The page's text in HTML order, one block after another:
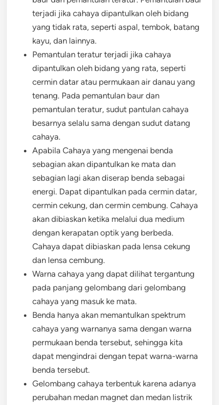
terjadi jika cahaya dipantulkan oleh bidang
yang tidak rata, seperti aspal, tembok, batang
kayu, dan lainnya.
Pemantulan teratur terjadi jika cahaya
dipantulkan oleh bidang yang rata, seperti
cermin datar atau permukaan air danau yang
tenang. Pada pemantulan baur dan
pemantulan teratur, sudut pantulan cahaya
besarnya selalu sama dengan sudut datang
cahaya.
Apabila Cahaya yang mengenai benda
sebagian akan dipantulkan ke mata dan
sebagian lagi akan diserap benda sebagai
energi. Dapat dipantulkan pada cermin datar,
cermin cekung, dan cermin cembung. Cahaya
akan dibiaskan ketika melalui dua medium
dengan kerapatan optik yang berbeda.
Cahaya dapat dibiaskan pada lensa cekung
dan lensa cembung.
Warna cahaya yang dapat dilihat tergantung
pada panjang gelombang dari gelombang
cahaya yang masuk ke mata.
Benda hanya akan memantulkan spektrum
cahaya yang warnanya sama dengan warna
permukaan benda tersebut, sehingga kita
dapat mengindrai dengan tepat warna-warna
benda tersebut.
Gelombang cahaya terbentuk karena adanya
perubahan medan magnet dan medan listrik